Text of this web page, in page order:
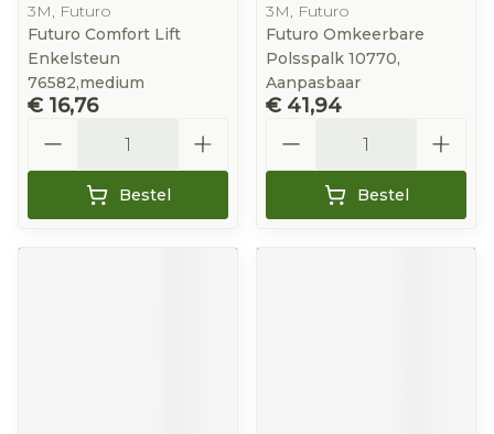
3M, Futuro
Futuro Comfort Lift
Enkelsteun
76582,medium
€ 16,76
Bestel
3M, Futuro
Futuro Omkeerbare
Polsspalk 10770,
Aanpasbaar
€ 41,94
Bestel